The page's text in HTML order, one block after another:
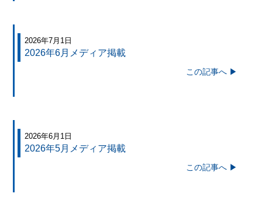
2026年7月1日
2026年6月メディア掲載
この記事へ ▶
2026年6月1日
2026年5月メディア掲載
この記事へ ▶